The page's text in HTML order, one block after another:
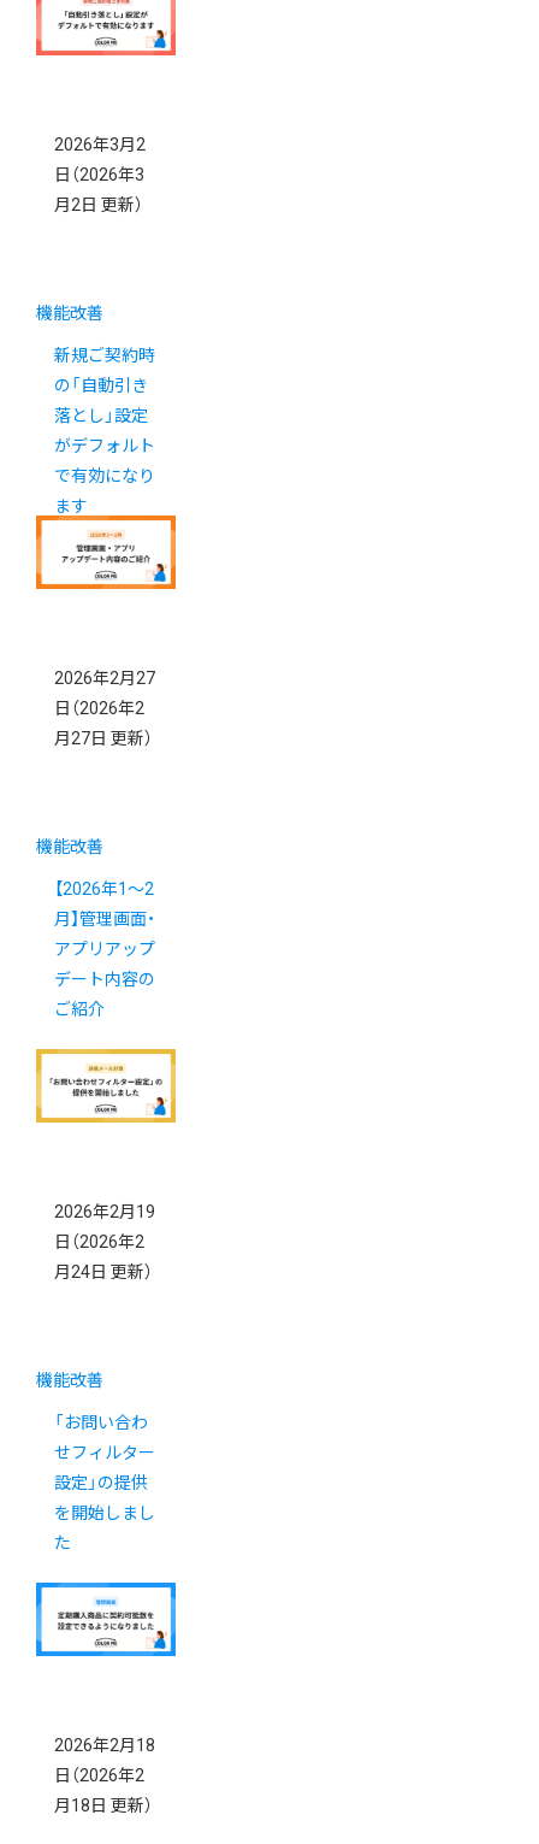
新）
2026年3月2
日 （2026年3
月2日 更新）
機能改善
新規ご契約時
の「自動引き
落とし」設定
がデフォルト
で有効になり
ます
2026年2月27
日 （2026年2
月27日 更新）
機能改善
【2026年1～2
月】管理画面・
アプリアップ
デート内容の
ご紹介
2026年2月19
日 （2026年2
月24日 更新）
機能改善
「お問い合わ
せフィルター
設定」の提供
を開始しまし
た
2026年2月18
日 （2026年2
月18日 更新）